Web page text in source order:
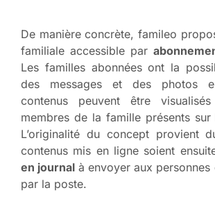
De manière concrète, famileo
familiale accessible par
Les familles abonnées ont la
des messages et des photos
contenus peuvent être
membres de la famille présents
L’originalité du concept provient
contenus mis en ligne soient
en journal à envoyer aux
par la poste.